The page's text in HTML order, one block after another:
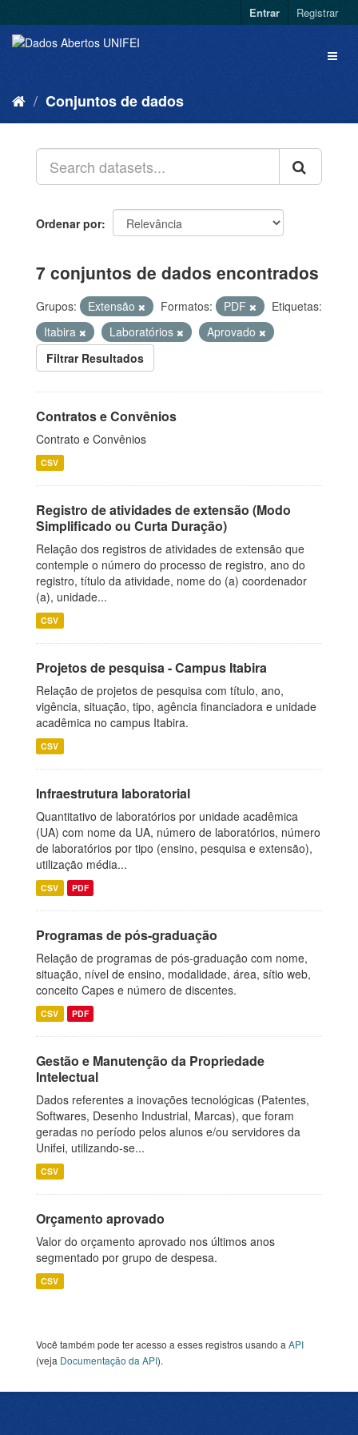
Entrar Registrar
Conjuntos de dados
Ordenar por
7 conjuntos de dados encontrados
Grupos: Extensão Formatos: PDF
Etiquetas:
Itabira
Laboratórios
Aprovado
Filtrar Resultados
Contratos e Convênios
Contrato e Convênios
CSV
Registro de atividades de extensão (Modo
Simplificado ou Curta Duração)
Relação dos registros de atividades de extensão que
contemple o número do processo de registro, ano do
registro, título da atividade, nome do (a) coordenador
(a), unidade...
CSV
Projetos de pesquisa - Campus Itabira
Relação de projetos de pesquisa com título, ano,
vigência, situação, tipo, agência financiadora e unidade
acadêmica no campus Itabira.
CSV
Infraestrutura laboratorial
Quantitativo de laboratórios por unidade acadêmica
(UA) com nome da UA, número de laboratórios, número
de laboratórios por tipo (ensino, pesquisa e extensão),
utilização média...
CSV PDF
Programas de pós-graduação
Relação de programas de pós-graduação com nome,
situação, nível de ensino, modalidade, área, sítio web,
conceito Capes e número de discentes.
CSV PDF
Gestão e Manutenção da Propriedade
Intelectual
Dados referentes a inovações tecnológicas (Patentes,
Softwares, Desenho Industrial, Marcas), que foram
geradas no período pelos alunos e/ou servidores da
Unifei, utilizando-se...
CSV
Orçamento aprovado
Valor do orçamento aprovado nos últimos anos
segmentado por grupo de despesa.
CSV
Você também pode ter acesso a esses registros usando a API
(veja Documentação da API).